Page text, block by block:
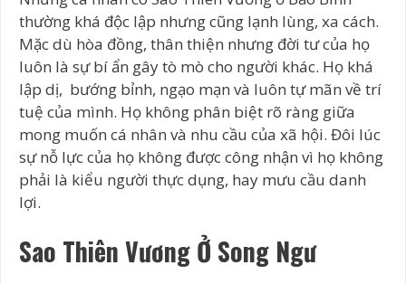
thường khá độc lập nhưng cũng lạnh lùng, xa cách.
Mặc dù hòa đồng, thân thiện nhưng đời tư của họ
luôn là sự bí ẩn gây tò mò cho người khác. Họ khá
lập dị, bướng bỉnh, ngạo mạn và luôn tự mãn về trí
tuệ của mình. Họ không phân biệt rõ ràng giữa
mong muốn cá nhân và nhu cầu của xã hội. Đôi lúc
sự nỗ lực của họ không được công nhận vì họ không
phải là kiểu người thực dụng, hay mưu cầu danh
lợi.
Sao Thiên Vương Ở Song Ngư